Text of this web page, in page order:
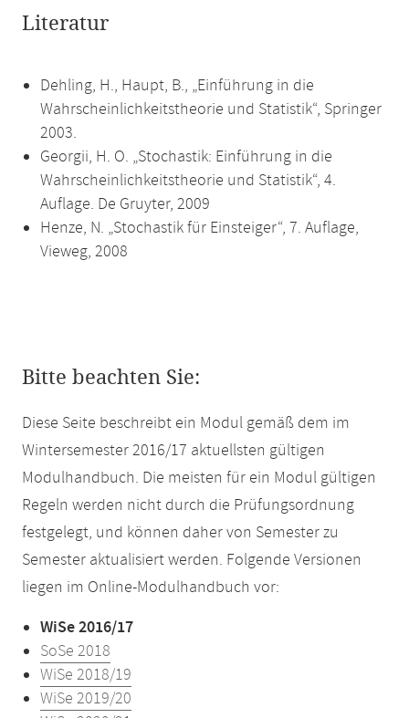
Literatur
Dehling, H., Haupt, B., „Einführung in die
Wahrscheinlichkeitstheorie und Statistik“, Springer
2003.
Georgii, H. O. „Stochastik: Einführung in die
Wahrscheinlichkeitstheorie und Statistik“, 4.
Auflage. De Gruyter, 2009
Henze, N. „Stochastik für Einsteiger“, 7. Auflage,
Vieweg, 2008
Bitte beachten Sie:
Diese Seite beschreibt ein Modul gemäß dem im
Wintersemester 2016/17 aktuellsten gültigen
Modulhandbuch. Die meisten für ein Modul gültigen
Regeln werden nicht durch die Prüfungsordnung
festgelegt, und können daher von Semester zu
Semester aktualisiert werden. Folgende Versionen
liegen im Online-Modulhandbuch vor:
WiSe 2016/17
SoSe 2018
WiSe 2018/19
WiSe 2019/20